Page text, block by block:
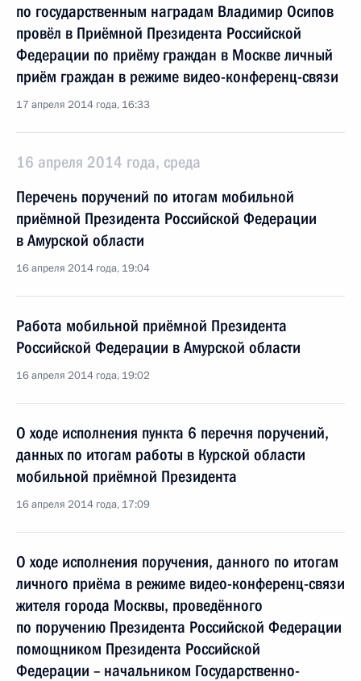
по государственным наградам Владимир Осипов
провёл в Приёмной Президента Российской
Федерации по приёму граждан в Москве личный
приём граждан в режиме видео-конференц-связи
17 апреля 2014 года, 16:33
16 апреля 2014 года, среда
Перечень поручений по итогам мобильной
приёмной Президента Российской Федерации
в Амурской области
16 апреля 2014 года, 19:04
Работа мобильной приёмной Президента
Российской Федерации в Амурской области
16 апреля 2014 года, 19:02
О ходе исполнения пункта 6 перечня поручений,
данных по итогам работы в Курской области
мобильной приёмной Президента
16 апреля 2014 года, 17:09
О ходе исполнения поручения, данного по итогам
личного приёма в режиме видео-конференц-связи
жителя города Москвы, проведённого
по поручению Президента Российской Федерации
помощником Президента Российской
Федерации – начальником Государственно-